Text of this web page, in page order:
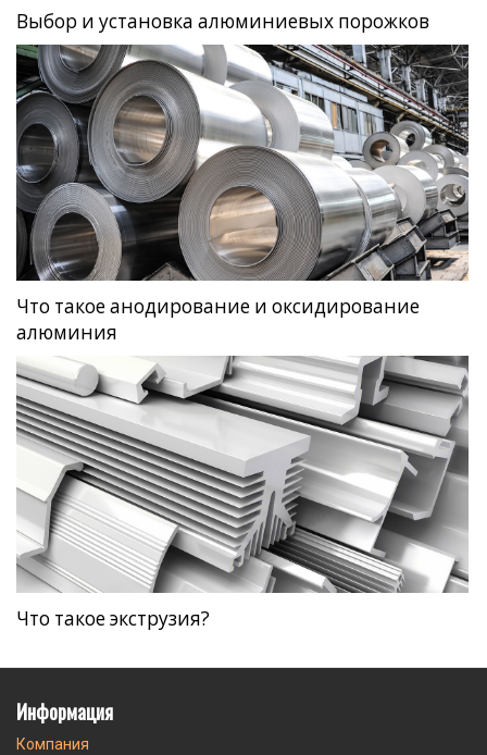
Выбор и установка алюминиевых порожков
Что такое анодирование и оксидирование
алюминия
Что такое экструзия?
Информация
Компания